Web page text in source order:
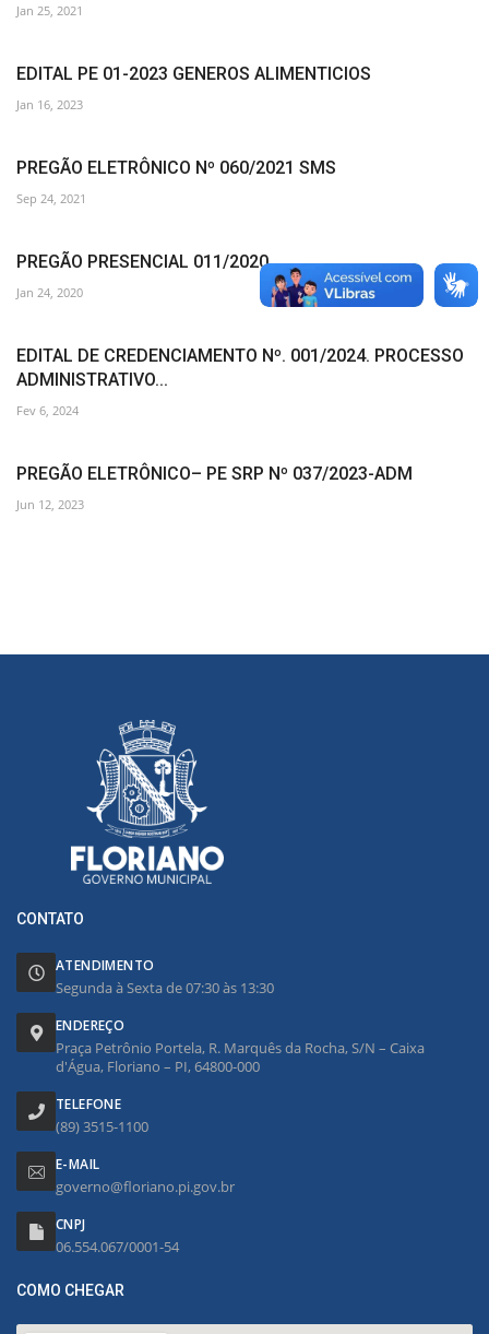
Jan 25, 2021
EDITAL PE 01-2023 GENEROS ALIMENTICIOS
Jan 16, 2023
PREGÃO ELETRÔNICO Nº 060/2021 SMS
Sep 24, 2021
PREGÃO PRESENCIAL 011/2020
Jan 24, 2020
EDITAL DE CREDENCIAMENTO Nº. 001/2024. PROCESSO
ADMINISTRATIVO...
Fev 6, 2024
PREGÃO ELETRÔNICO– PE SRP Nº 037/2023-ADM
Jun 12, 2023
CONTATO
ATENDIMENTO
Segunda à Sexta de 07:30 às 13:30
ENDEREÇO
Praça Petrônio Portela, R. Marquês da Rocha, S/N – Caixa
d'Água, Floriano – PI, 64800-000
TELEFONE
(89) 3515-1100
E-MAIL
governo@floriano.pi.gov.br
CNPJ
06.554.067/0001-54
COMO CHEGAR